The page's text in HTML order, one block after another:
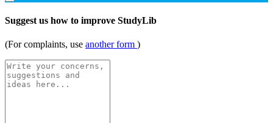
Suggest us how to improve StudyLib
(For complaints, use another form )